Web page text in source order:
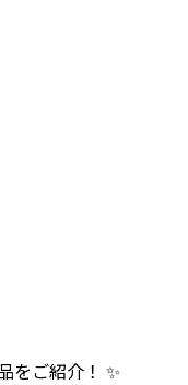
をご紹介！ ✨